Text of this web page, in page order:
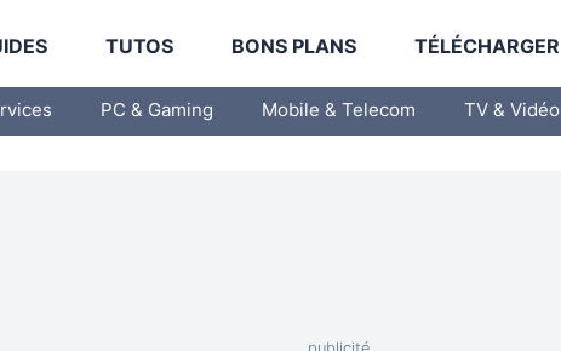
TUTOS BONS PLANS TÉLÉCHARGER
PC & Gaming Mobile & Telecom TV & Vidéo